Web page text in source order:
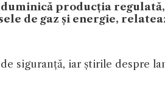
producția
de gaz și energie,
siguranță, iar știrile despre